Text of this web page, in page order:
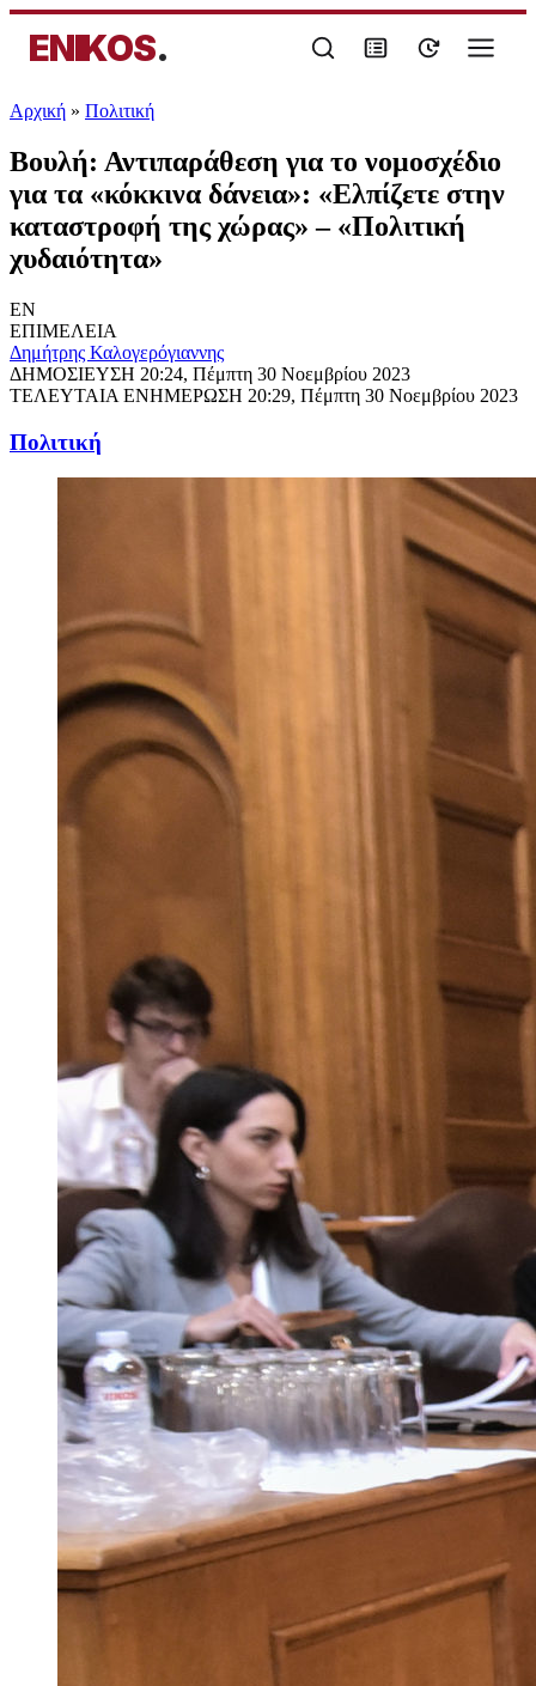
ENIKOS.
Αρχική » Πολιτική
Βουλή: Αντιπαράθεση για το νομοσχέδιο
για τα «κόκκινα δάνεια»: «Ελπίζετε στην
καταστροφή της χώρας» – «Πολιτική
χυδαιότητα»
EN
ΕΠΙΜΕΛΕΙΑ
Δημήτρης Καλογερόγιαννης
ΔΗΜΟΣΙΕΥΣΗ 20:24, Πέμπτη 30 Νοεμβρίου 2023
ΤΕΛΕΥΤΑΙΑ ΕΝΗΜΕΡΩΣΗ 20:29, Πέμπτη 30 Νοεμβρίου 2023
Πολιτική